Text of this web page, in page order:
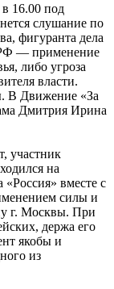
в 16.00 под
слушание по
фигуранта дела
— применение
либо угроза
власти.
В Движение «За
Дмитрия Ирина
участник
на
«Россия» вместе с
силы и
г. Москвы. При
держа его
якобы и
из